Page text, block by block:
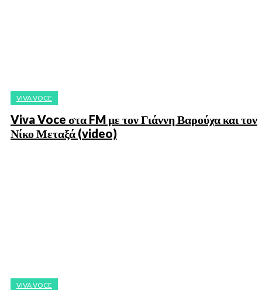
VIVA VOCE
Viva Voce στα FM με τον Γιάννη Βαρούχα και τον
Νίκο Μεταξά (video)
VIVA VOCE